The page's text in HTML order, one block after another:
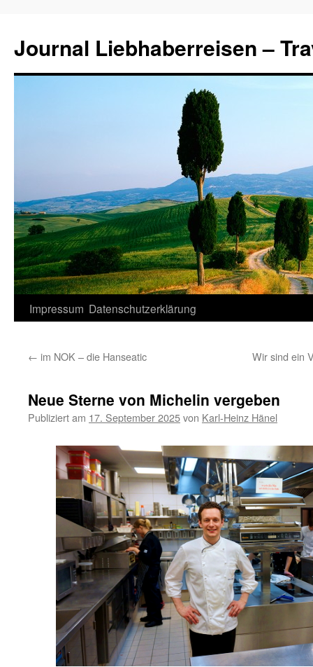
Journal Liebhaberreisen –
Zum
springen
Impressum Datenschutzerklärung
← im NOK – die Hanseatic Wir sind ein
Neue Sterne von Michelin vergeben
Publiziert am 17. September 2025von Karl-Heinz Hänel